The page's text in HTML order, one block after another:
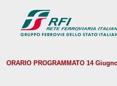
ORARIO PROGRAMMATO 14